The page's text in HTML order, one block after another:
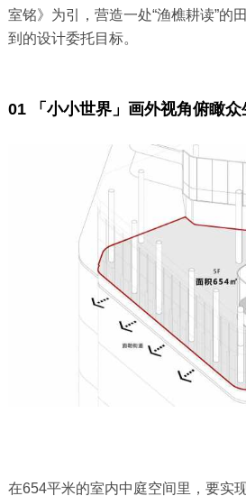
室铭》为引，营造一处“渔樵耕读”的
到的设计委托目标。
01 「小小世界」 画外视角俯瞰众
在654平米的室内中庭空间里，要实